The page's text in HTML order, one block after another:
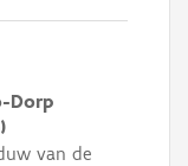
Dorp
van de